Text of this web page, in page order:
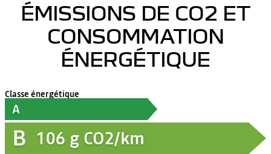
ÉMISSIONS DE CO2 ET
CONSOMMATION
ÉNERGÉTIQUE
Classe énergétique
A
B 106 g CO2/km